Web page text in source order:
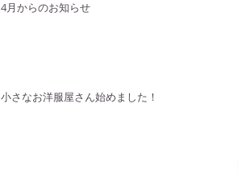
4月からのお知らせ
小さなお洋服屋さん始めました！！